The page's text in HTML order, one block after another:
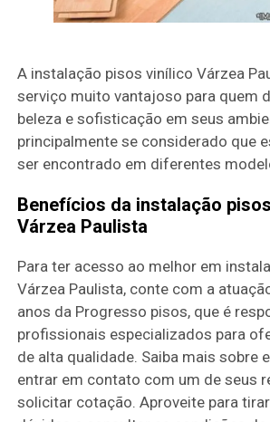
A instalação pisos vinílico Várzea
serviço muito vantajoso para quem
beleza e sofisticação em seus
principalmente se considerado que
ser encontrado em diferentes
Benefícios da instalação
Várzea Paulista
Para ter acesso ao melhor em
Várzea Paulista, conte com a
anos da Progresso pisos, que é
profissionais especializados para
de alta qualidade. Saiba mais sobre
entrar em contato com um de seus
solicitar cotação. Aproveite para